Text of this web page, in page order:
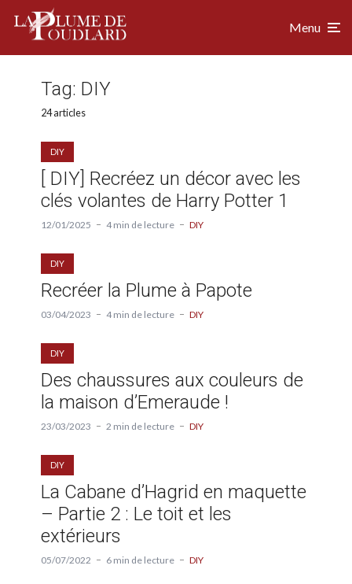
Menu
Tag: DIY
24 articles
DIY
[ DIY] Recréez un décor avec les
clés volantes de Harry Potter 1
12/01/2025 4 min de lecture DIY
DIY
Recréer la Plume à Papote
03/04/2023 4 min de lecture DIY
DIY
Des chaussures aux couleurs de
la maison d’Emeraude !
23/03/2023 2 min de lecture DIY
DIY
La Cabane d’Hagrid en maquette
– Partie 2 : Le toit et les
extérieurs
05/07/2022 6 min de lecture DIY